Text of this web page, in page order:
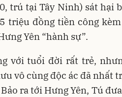
trú tại Tây Ninh) sát hại
triệu đồng tiền công
Yên “hành sự”.
với tuổi đời rất trẻ,
vô cùng độc ác đã nhất
ra tới Hưng Yên, Tú